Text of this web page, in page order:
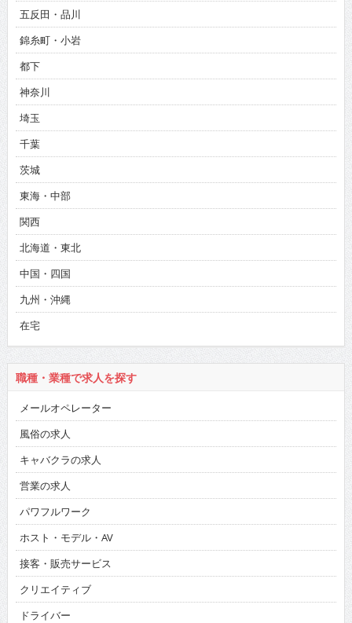
五反田・品川
錦糸町・小岩
都下
神奈川
埼玉
千葉
茨城
東海・中部
関西
北海道・東北
中国・四国
九州・沖縄
在宅
職種・業種で求人を探す
メールオペレーター
風俗の求人
キャバクラの求人
営業の求人
パワフルワーク
ホスト・モデル・AV
接客・販売サービス
クリエイティブ
ドライバー